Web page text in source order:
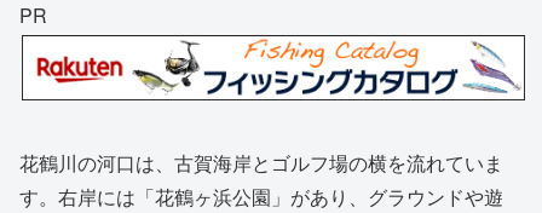
PR
花鶴川の河口は、古賀海岸とゴルフ場の横を流れていま
す。右岸には「花鶴ヶ浜公園」があり、グラウンドや遊